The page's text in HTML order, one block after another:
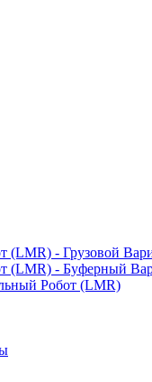
(LMR) - Грузовой
(LMR) - Буферный
Робот (LMR)